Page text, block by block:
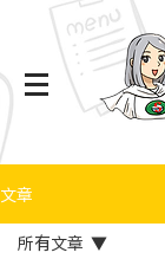
文章
所有文章